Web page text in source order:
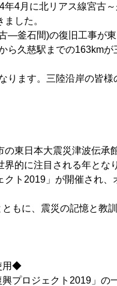
4月に北リアス線宮古～
した。
―釜石間)の復旧工事が
ら久慈駅までの163kmが
ます。三陸沿岸の皆様
東日本大震災津波伝承
的に注目される年とな
ト2019」が開催され、
もに、震災の記憶と教
用◆
プロジェクト2019」の